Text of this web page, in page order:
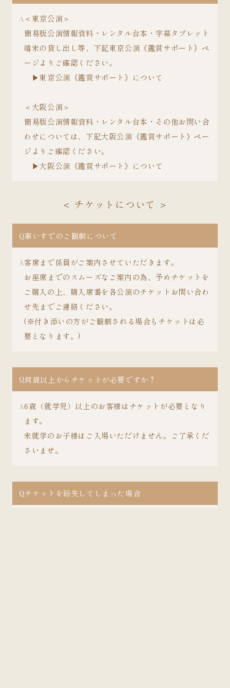
A ＜東京公演＞
簡易版公演情報資料・レンタル台本・字幕タブレット
端末の貸し出し等、下記東京公演《鑑賞サポート》ペ
ージよりご確認ください。
▶︎東京公演《鑑賞サポート》について
＜大阪公演＞
簡易版公演情報資料・レンタル台本・その他お問い合
わせについては、下記大阪公演《鑑賞サポート》ペー
ジよりご確認ください。
▶︎大阪公演《鑑賞サポート》について
＜ チケットについて ＞
Q車いすでのご観劇について
A客席まで係員がご案内させていただきます。
お座席までのスムーズなご案内の為、予めチケットを
ご購入の上、購入席番を各公演のチケットお問い合わ
せ先までご連絡ください。
(※付き添いの方がご観劇される場合もチケットは必
要となります。)
Q何歳以上からチケットが必要ですか？
A6歳（就学児）以上のお客様はチケットが必要となり
ます。
未就学のお子様はご入場いただけません。ご了承くだ
さいませ。
Qチケットを紛失してしまった場合